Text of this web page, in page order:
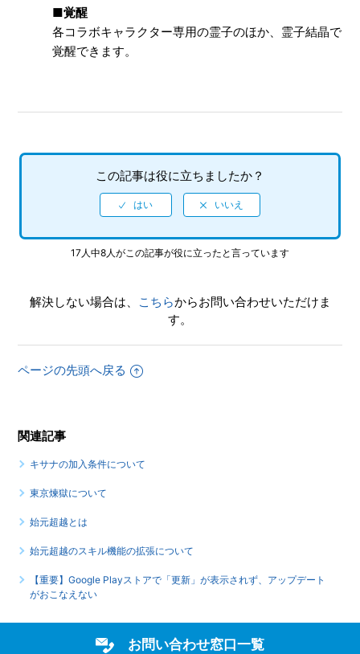
多身合体について
悪魔のグレードについて
■覚醒
各コラボキャラクター専用の霊子のほか、霊子結晶で
覚醒できます。
この記事は役に立ちましたか？
17人中8人がこの記事が役に立ったと言っています
解決しない場合は、 こちらからお問い合わせいただけま
す。
ページの先頭へ戻る
関連記事
キサナの加入条件について
東京煉獄について
始元超越とは
始元超越のスキル機能の拡張について
【重要】Google Playストアで「更新」が表示されず、アップデート
がおこなえない
お問い合わせ窓口一覧